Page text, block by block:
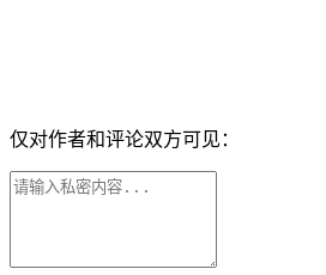
仅对作者和评论双方可见：